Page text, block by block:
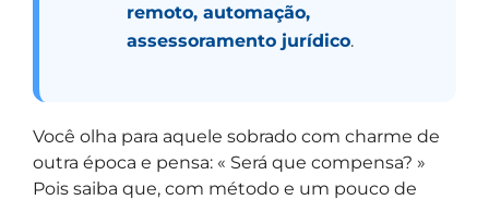
remoto, automação,
assessoramento jurídico.
Você olha para aquele sobrado com charme de
outra época e pensa: « Será que compensa? »
Pois saiba que, com método e um pouco de